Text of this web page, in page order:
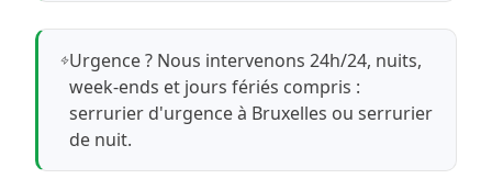
Urgence ? Nous intervenons 24h/24, nuits,
week-ends et jours fériés compris :
serrurier d'urgence à Bruxelles ouserrurier
de nuit.